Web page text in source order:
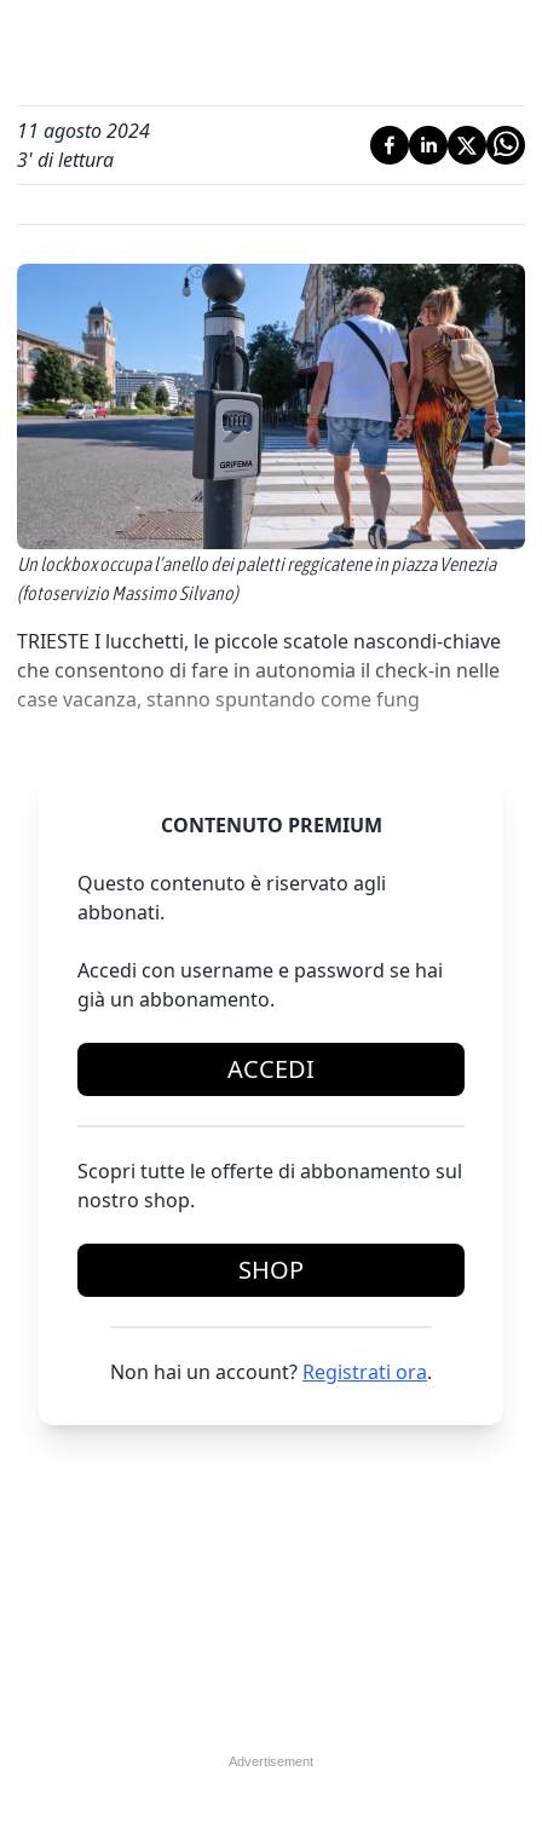
11 agosto 2024
3' di lettura
Un lockbox occupa l’anello dei paletti reggicatene in piazza Venezia
(fotoservizio Massimo Silvano)
TRIESTE I lucchetti, le piccole scatole nascondi-chiave
che consentono di fare in autonomia il check-in nelle
case vacanza, stanno spuntando come fung
CONTENUTO PREMIUM
Questo contenuto è riservato agli
abbonati.
Accedi con username e password se hai
già un abbonamento.
ACCEDI
Scopri tutte le offerte di abbonamento sul
nostro shop.
SHOP
Non hai un account? Registrati ora.